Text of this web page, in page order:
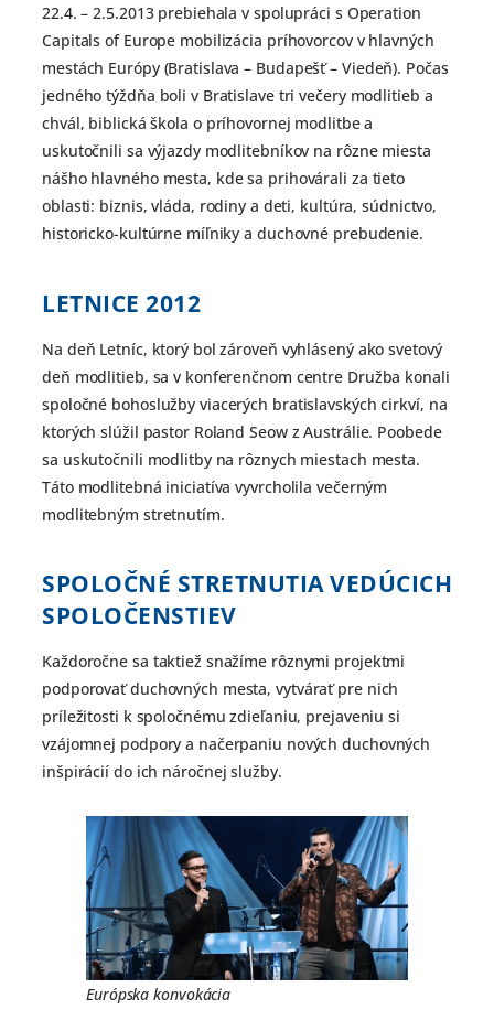
22.4. – 2.5.2013 prebiehala v spolupráci s Operation
Capitals of Europe mobilizácia príhovorcov v hlavných
mestách Európy (Bratislava – Budapešť – Viedeň). Počas
jedného týždňa boli v Bratislave tri večery modlitieb a
chvál, biblická škola o príhovornej modlitbe a
uskutočnili sa výjazdy modlitebníkov na rôzne miesta
nášho hlavného mesta, kde sa prihovárali za tieto
oblasti: biznis, vláda, rodiny a deti, kultúra, súdnictvo,
historicko-kultúrne míľniky a duchovné prebudenie.
LETNICE 2012
Na deň Letníc, ktorý bol zároveň vyhlásený ako svetový
deň modlitieb, sa v konferenčnom centre Družba konali
spoločné bohoslužby viacerých bratislavských cirkví, na
ktorých slúžil pastor Roland Seow z Austrálie. Poobede
sa uskutočnili modlitby na rôznych miestach mesta.
Táto modlitebná iniciatíva vyvrcholila večerným
modlitebným stretnutím.
SPOLOČNÉ STRETNUTIA VEDÚCICH
SPOLOČENSTIEV
Každoročne sa taktiež snažíme rôznymi projektmi
podporovať duchovných mesta, vytvárať pre nich
príležitosti k spoločnému zdieľaniu, prejaveniu si
vzájomnej podpory a načerpaniu nových duchovných
inšpirácií do ich náročnej služby.
Európska konvokácia